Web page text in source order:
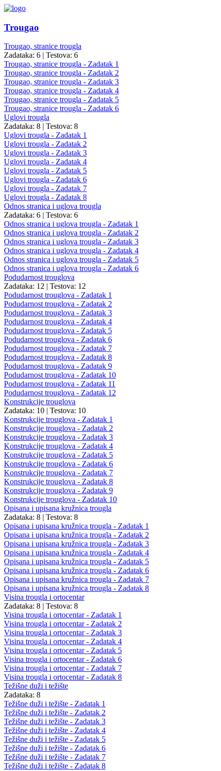
Trougao
Trougao, stranice trougla
Zadataka: 6 | Testova: 6
Trougao, stranice trougla - Zadatak 1
Trougao, stranice trougla - Zadatak 2
Trougao, stranice trougla - Zadatak 3
Trougao, stranice trougla - Zadatak 4
Trougao, stranice trougla - Zadatak 5
Trougao, stranice trougla - Zadatak 6
Uglovi trougla
Zadataka: 8 | Testova: 8
Uglovi trougla - Zadatak 1
Uglovi trougla - Zadatak 2
Uglovi trougla - Zadatak 3
Uglovi trougla - Zadatak 4
Uglovi trougla - Zadatak 5
Uglovi trougla - Zadatak 6
Uglovi trougla - Zadatak 7
Uglovi trougla - Zadatak 8
Odnos stranica i uglova trougla
Zadataka: 6 | Testova: 6
Odnos stranica i uglova trougla - Zadatak 1
Odnos stranica i uglova trougla - Zadatak 2
Odnos stranica i uglova trougla - Zadatak 3
Odnos stranica i uglova trougla - Zadatak 4
Odnos stranica i uglova trougla - Zadatak 5
Odnos stranica i uglova trougla - Zadatak 6
Podudarnost trouglova
Zadataka: 12 | Testova: 12
Podudarnost trouglova - Zadatak 1
Podudarnost trouglova - Zadatak 2
Podudarnost trouglova - Zadatak 3
Podudarnost trouglova - Zadatak 4
Podudarnost trouglova - Zadatak 5
Podudarnost trouglova - Zadatak 6
Podudarnost trouglova - Zadatak 7
Podudarnost trouglova - Zadatak 8
Podudarnost trouglova - Zadatak 9
Podudarnost trouglova - Zadatak 10
Podudarnost trouglova - Zadatak 11
Podudarnost trouglova - Zadatak 12
Konstrukcije trouglova
Zadataka: 10 | Testova: 10
Konstrukcije trouglova - Zadatak 1
Konstrukcije trouglova - Zadatak 2
Konstrukcije trouglova - Zadatak 3
Konstrukcije trouglova - Zadatak 4
Konstrukcije trouglova - Zadatak 5
Konstrukcije trouglova - Zadatak 6
Konstrukcije trouglova - Zadatak 7
Konstrukcije trouglova - Zadatak 8
Konstrukcije trouglova - Zadatak 9
Konstrukcije trouglova - Zadatak 10
Opisana i upisana kružnica trougla
Zadataka: 8 | Testova: 8
Opisana i upisana kružnica trougla - Zadatak 1
Opisana i upisana kružnica trougla - Zadatak 2
Opisana i upisana kružnica trougla - Zadatak 3
Opisana i upisana kružnica trougla - Zadatak 4
Opisana i upisana kružnica trougla - Zadatak 5
Opisana i upisana kružnica trougla - Zadatak 6
Opisana i upisana kružnica trougla - Zadatak 7
Opisana i upisana kružnica trougla - Zadatak 8
Visina trougla i ortocentar
Zadataka: 8 | Testova: 8
Visina trougla i ortocentar - Zadatak 1
Visina trougla i ortocentar - Zadatak 2
Visina trougla i ortocentar - Zadatak 3
Visina trougla i ortocentar - Zadatak 4
Visina trougla i ortocentar - Zadatak 5
Visina trougla i ortocentar - Zadatak 6
Visina trougla i ortocentar - Zadatak 7
Visina trougla i ortocentar - Zadatak 8
Težišne duži i težište
Zadataka: 8
Težišne duži i težište - Zadatak 1
Težišne duži i težište - Zadatak 2
Težišne duži i težište - Zadatak 3
Težišne duži i težište - Zadatak 4
Težišne duži i težište - Zadatak 5
Težišne duži i težište - Zadatak 6
Težišne duži i težište - Zadatak 7
Težišne duži i težište - Zadatak 8